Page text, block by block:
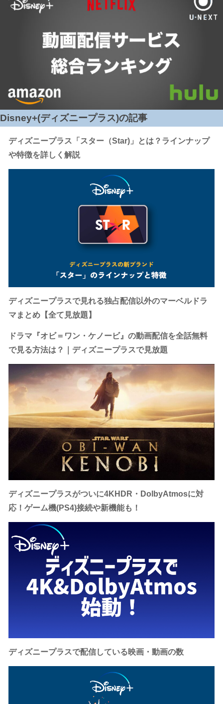
Disney+(ディズニープラス)の記事
ディズニープラス「スター（Star)」とは？ラインナップ
や特徴を詳しく解説
ディズニープラスで見れる独占配信以外のマーベルドラ
マまとめ【全て見放題】
ドラマ『オビ＝ワン・ケノービ』の動画配信を全話無料
で見る方法は？｜ディズニープラスで見放題
ディズニープラスがついに4KHDR・DolbyAtmosに対
応！ゲーム機(PS4)接続や新機能も！
ディズニープラスで配信している映画・動画の数